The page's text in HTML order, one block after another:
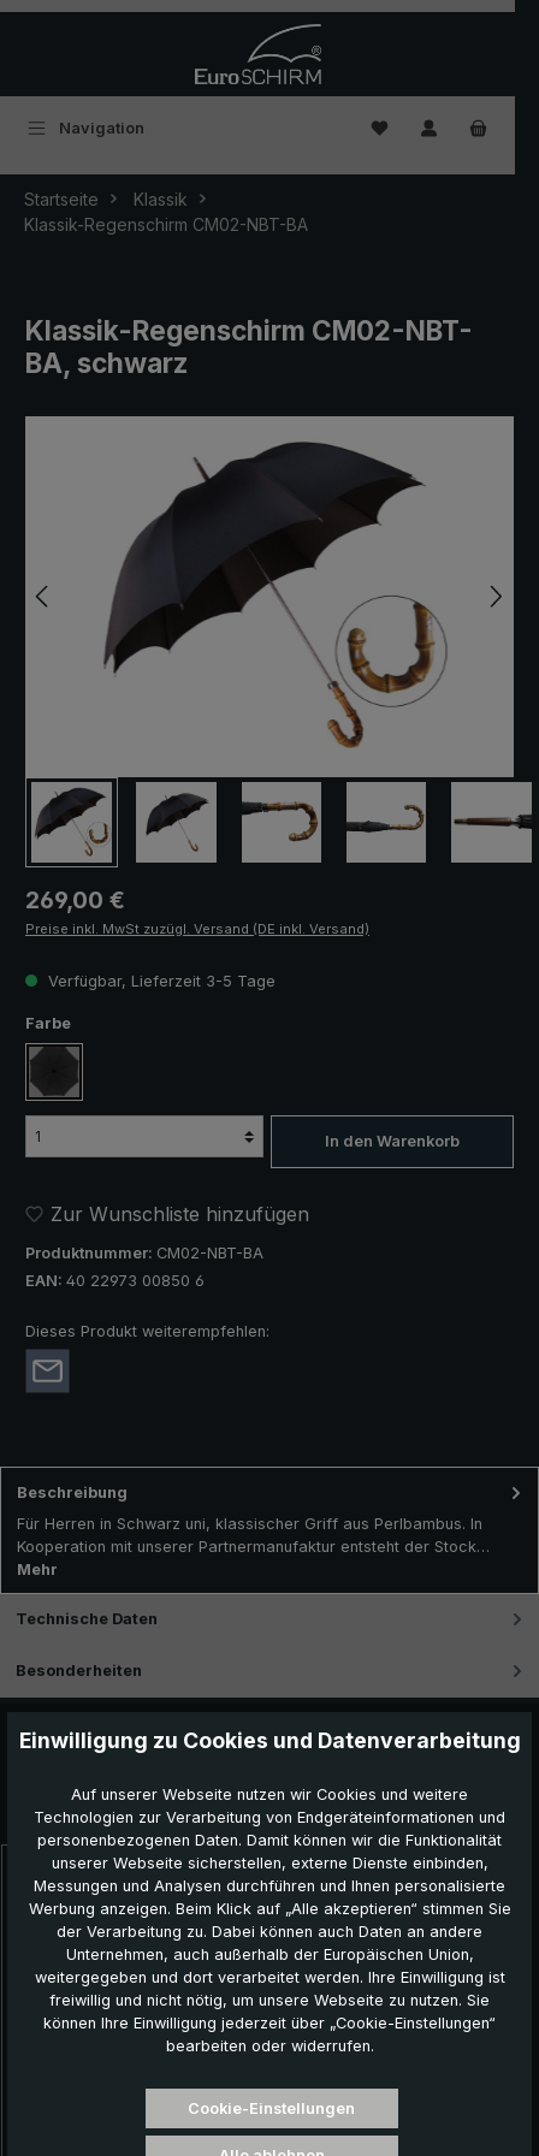
Navigation Du hast 0
Startseite
Klassik
Klassik-Regenschirm CM02-NBT-BA
Klassik-Regenschirm CM02-NBT-
BA, schwarz
Regulärer Preis:
269,00 €
Preise inkl. MwSt zuzügl. Versand (DE inkl. Versand)
Verfügbar, Lieferzeit 3-5 Tage
Farbeauswählen
schwarz
In den Warenkorb
Zur Wunschliste hinzufügen
Produktnummer: CM02-NBT-BA
EAN: 40 22973 00850 6
Dieses Produkt weiterempfehlen:
Beschreibung
Für Herren in Schwarz uni, klassischer Griff aus Perlbambus. In
Kooperation mit unserer Partnermanufaktur entsteht der Stock…
Mehr
Technische Daten
Besonderheiten
Produktgalerie überspringen
Das könnte Ihnen auch gefallen:
Einwilligung zu Cookies und Datenverarbeitung
Auf unserer Webseite nutzen wir Cookies und weitere
Technologien zur Verarbeitung von Endgeräteinformationen und
personenbezogenen Daten. Damit können wir die Funktionalität
unserer Webseite sicherstellen, externe Dienste einbinden,
Messungen und Analysen durchführen und Ihnen personalisierte
Werbung anzeigen. Beim Klick auf „Alle akzeptieren“ stimmen Sie
der Verarbeitung zu. Dabei können auch Daten an andere
Unternehmen, auch außerhalb der Europäischen Union,
weitergegeben und dort verarbeitet werden. Ihre Einwilligung ist
freiwillig und nicht nötig, um unsere Webseite zu nutzen. Sie
können Ihre Einwilligung jederzeit über „Cookie-Einstellungen“
bearbeiten oder widerrufen.
Cookie-Einstellungen